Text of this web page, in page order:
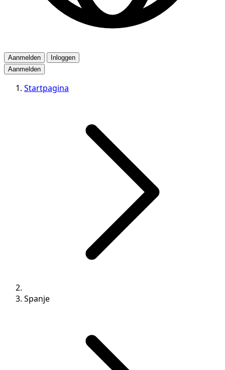
Aanmelden
Inloggen
Aanmelden
Startpagina
Spanje